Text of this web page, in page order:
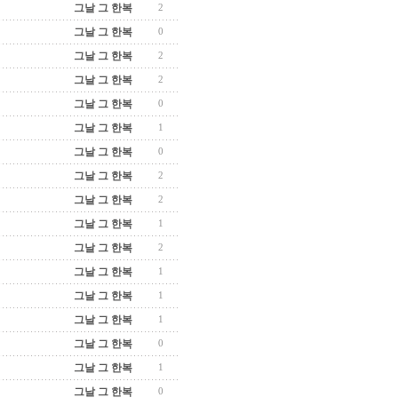
그날 그 한복 2
그날 그 한복 0
그날 그 한복 2
그날 그 한복 2
그날 그 한복 0
그날 그 한복 1
그날 그 한복 0
그날 그 한복 2
그날 그 한복 2
그날 그 한복 1
그날 그 한복 2
그날 그 한복 1
그날 그 한복 1
그날 그 한복 1
그날 그 한복 0
그날 그 한복 1
그날 그 한복 0